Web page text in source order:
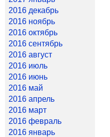
2016 декабрь
2016 ноябрь
2016 октябрь
2016 сентябрь
2016 август
2016 июль
2016 июнь
2016 май
2016 апрель
2016 март
2016 февраль
2016 январь